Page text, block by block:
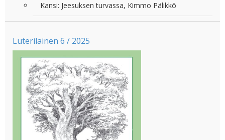
Kansi: Jeesuksen turvassa, Kimmo Pälikkö
Luterilainen 6 / 2025